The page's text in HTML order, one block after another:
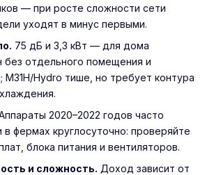
— при росте сложности сети
уходят в минус первыми.
75 дБ и 3,3 кВт — для дома
без отдельного помещения и
M31H/Hydro тише, но требует контура
2020–2022 годов часто
в фермах круглосуточно: проверяйте
блока питания и вентиляторов.
и сложность. Доход зависит от